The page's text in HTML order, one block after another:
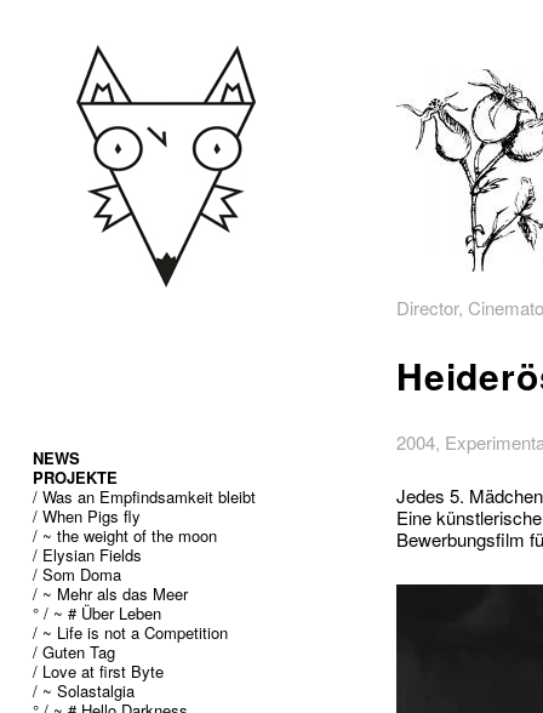
NEWS
PROJEKTE
/ Was an Empfindsamkeit bleibt
/ When Pigs fly
/ ~ the weight of the moon
/ Elysian Fields
/ Som Doma
/ ~ Mehr als das Meer
° / ~ # Über Leben
/ ~ Life is not a Competition
/ Guten Tag
/ Love at first Byte
/ ~ Solastalgia
Director,
2004,
Jedes 5.
Eine
Bewerbungsfilm